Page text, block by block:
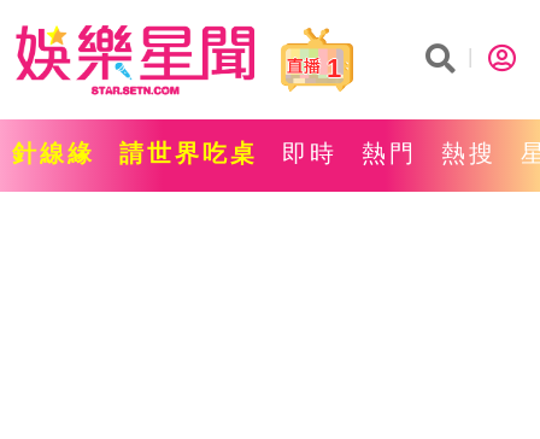
1
針線緣 請世界吃桌 即時 熱門 熱搜